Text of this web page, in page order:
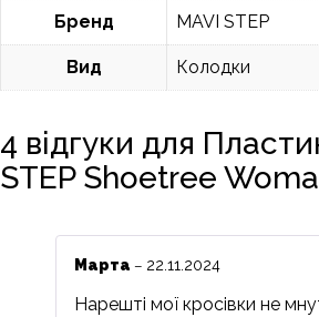
Бренд MAVI STEP
Вид Колодки
4 відгуки для
STEP Shoetree
Марта – 22.11.2024
Нарешті мої кросівки не